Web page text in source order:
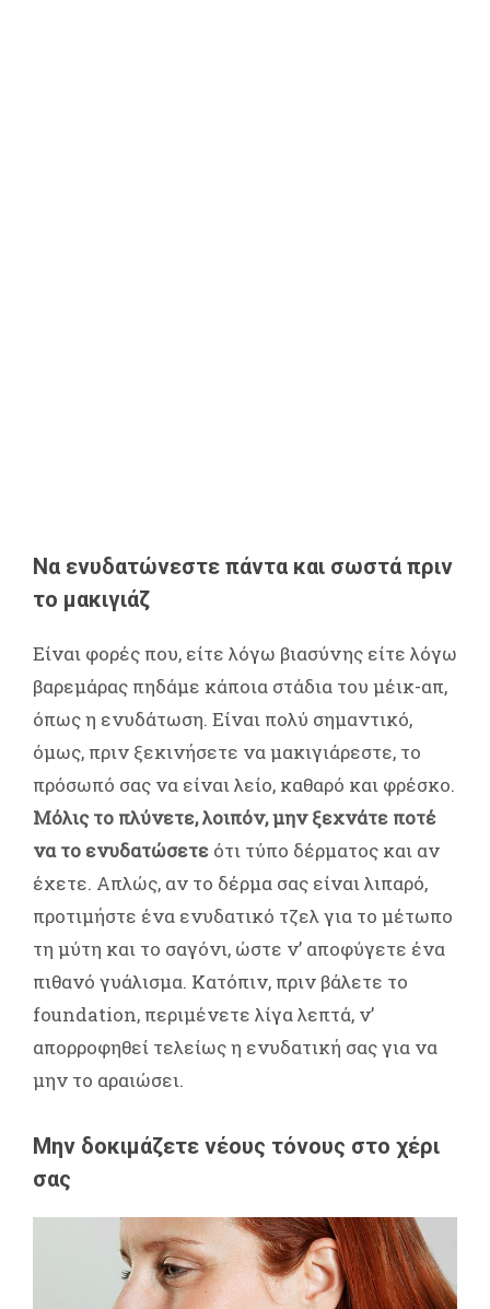
Να ενυδατώνεστε πάντα και σωστά πριν
το μακιγιάζ
Είναι φορές που, είτε λόγω βιασύνης είτε λόγω
βαρεμάρας πηδάμε κάποια στάδια του μέικ-απ,
όπως η ενυδάτωση. Είναι πολύ σημαντικό,
όμως, πριν ξεκινήσετε να μακιγιάρεστε, το
πρόσωπό σας να είναι λείο, καθαρό και φρέσκο.
Μόλις το πλύνετε, λοιπόν, μην ξεχνάτε ποτέ
να το ενυδατώσετε ότι τύπο δέρματος και αν
έχετε. Απλώς, αν το δέρμα σας είναι λιπαρό,
προτιμήστε ένα ενυδατικό τζελ για το μέτωπο
τη μύτη και το σαγόνι, ώστε ν’ αποφύγετε ένα
πιθανό γυάλισμα. Κατόπιν, πριν βάλετε το
foundation, περιμένετε λίγα λεπτά, ν’
απορροφηθεί τελείως η ενυδατική σας για να
μην το αραιώσει.
Μην δοκιμάζετε νέους τόνους στο χέρι
σας